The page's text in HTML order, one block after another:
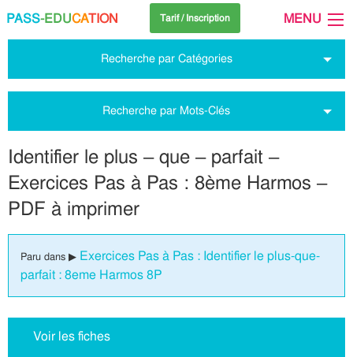
PASS-EDUCATION Tarif / Inscription MENU
Recherche par Catégories
Recherche par Mots-Clés
Identifier le plus – que – parfait –
Exercices Pas à Pas : 8ème Harmos –
PDF à imprimer
Paru dans ▶ Exercices Pas à Pas : Identifier le plus-que-
parfait : 8eme Harmos 8P
Voir les fiches